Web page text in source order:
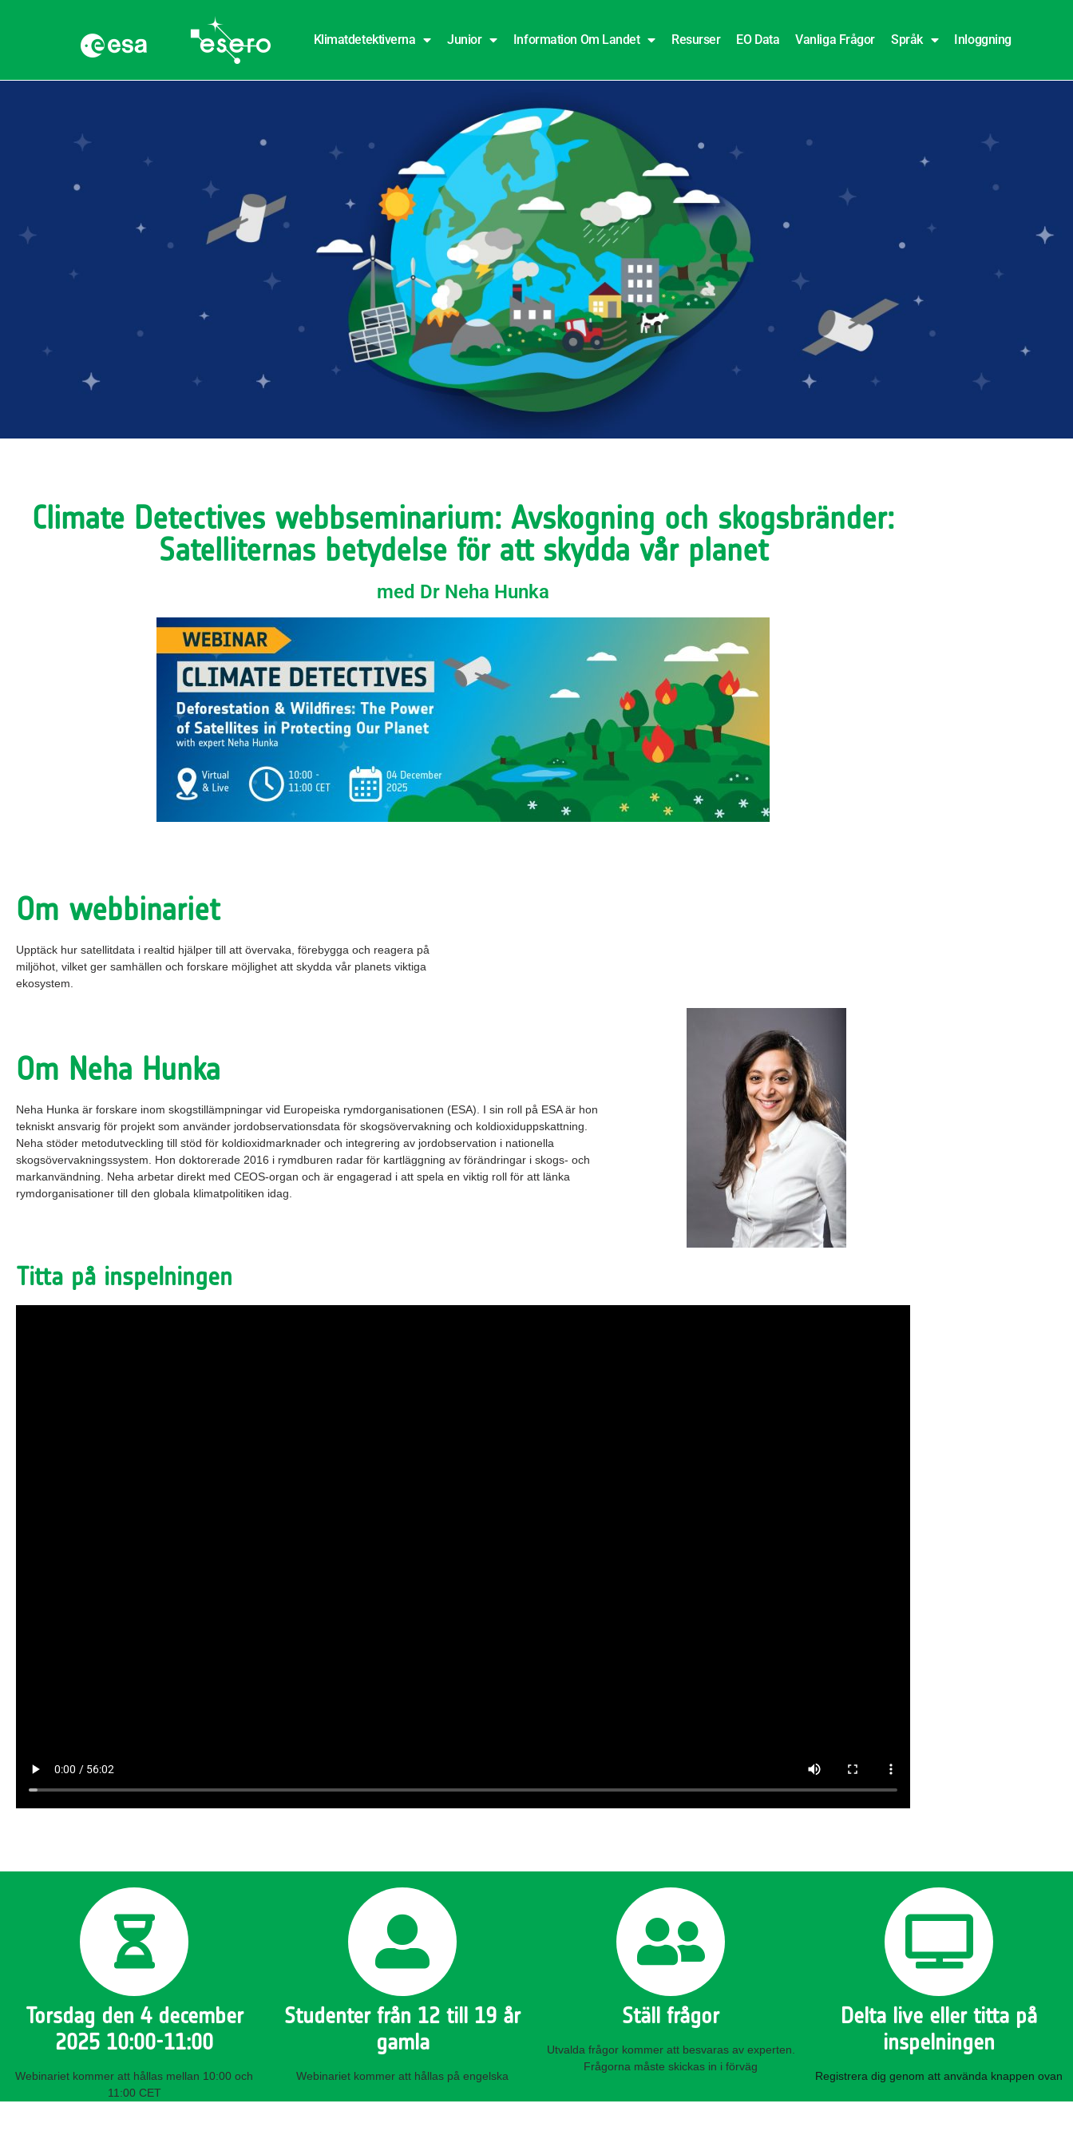
Klimatdetektiverna Junior Information Om Landet Resurser EO Data Vanliga Frågor Språk Inloggning
Climate Detectives webbseminarium: Avskogning och skogsbränder:
Satelliternas betydelse för att skydda vår planet
med Dr Neha Hunka
Om webbinariet
Upptäck hur satellitdata i realtid hjälper till att övervaka, förebygga och reagera på
miljöhot, vilket ger samhällen och forskare möjlighet att skydda vår planets viktiga
ekosystem.
Om Neha Hunka
Neha Hunka är forskare inom skogstillämpningar vid Europeiska rymdorganisationen (ESA). I sin roll på ESA är hon
tekniskt ansvarig för projekt som använder jordobservationsdata för skogsövervakning och koldioxiduppskattning.
Neha stöder metodutveckling till stöd för koldioxidmarknader och integrering av jordobservation i nationella
skogsövervakningssystem. Hon doktorerade 2016 i rymdburen radar för kartläggning av förändringar i skogs- och
markanvändning. Neha arbetar direkt med CEOS-organ och är engagerad i att spela en viktig roll för att länka
rymdorganisationer till den globala klimatpolitiken idag.
Titta på inspelningen
Torsdag den 4 december
2025 10:00-11:00
Webinariet kommer att hållas mellan 10:00 och
11:00 CET
Studenter från 12 till 19 år
gamla
Webinariet kommer att hållas på engelska
Ställ frågor
Utvalda frågor kommer att besvaras av experten.
Frågorna måste skickas in i förväg
Delta live eller titta på
inspelningen
Registrera dig genom att använda knappen ovan